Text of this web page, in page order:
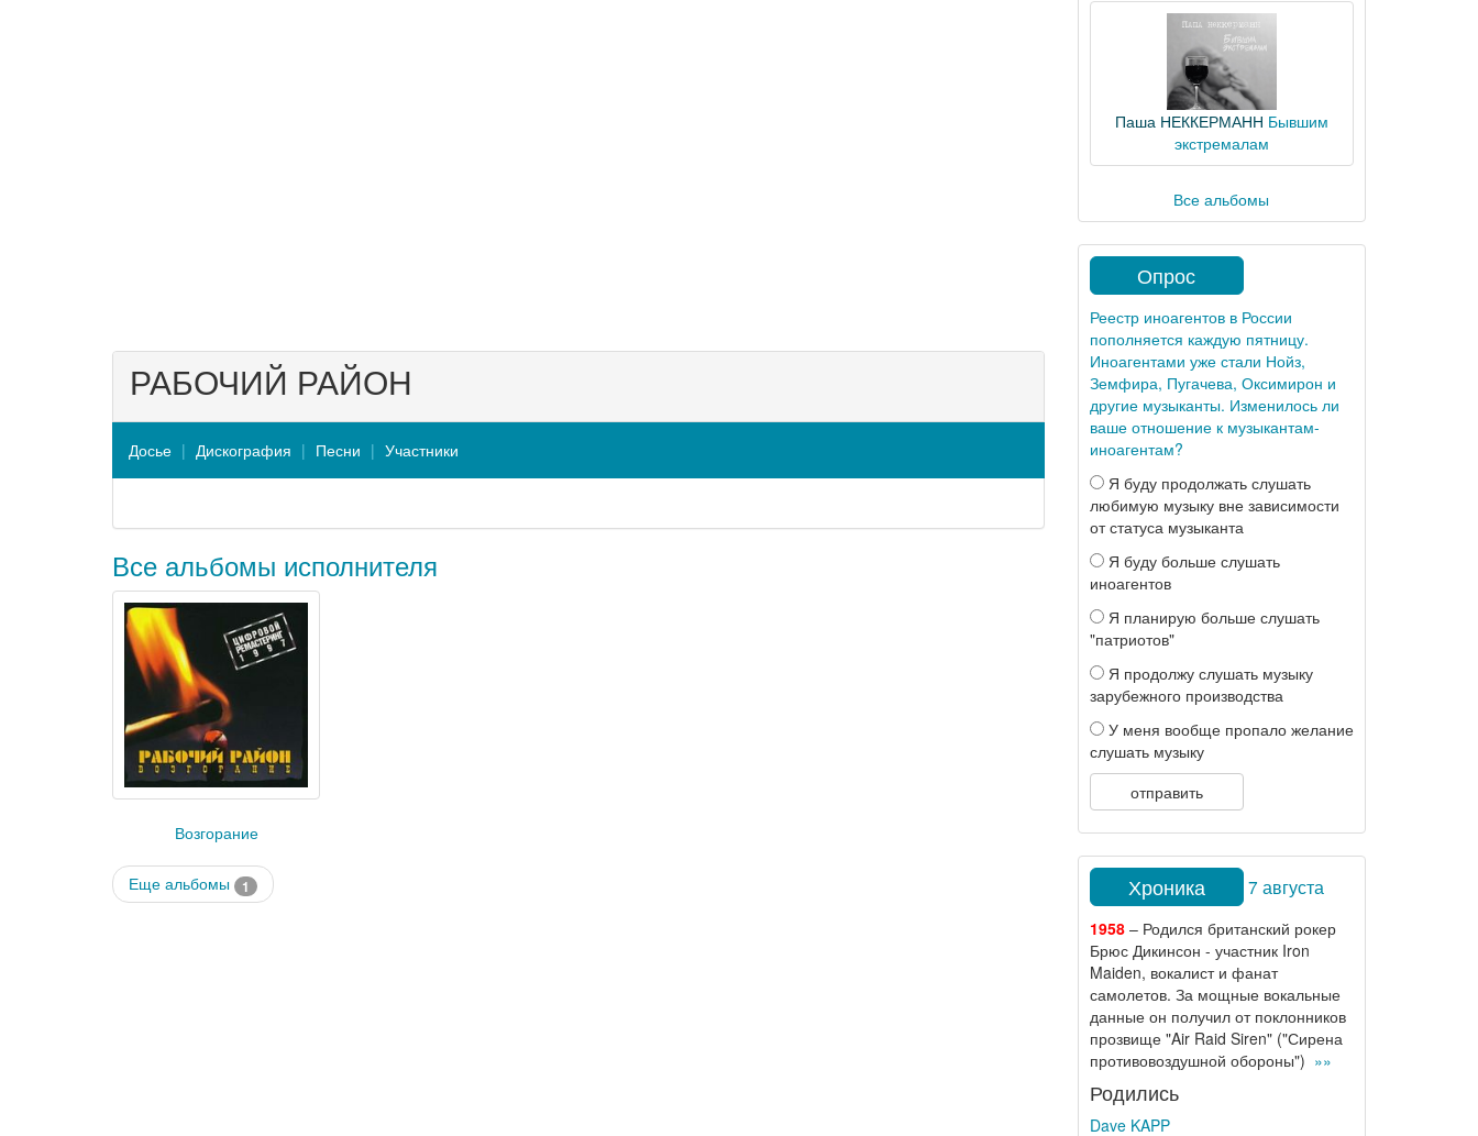
РАБОЧИЙ РАЙОН
Досье Дискография Песни Участники
Все альбомы исполнителя
Возгорание
Еще альбомы 1
Паша НЕККЕРМАНН Бывшим
экстремалам
Все альбомы
Опрос
Реестр иноагентов в России
пополняется каждую пятницу.
Иноагентами уже стали Нойз,
Земфира, Пугачева, Оксимирон и
другие музыканты. Изменилось ли
ваше отношение к музыкантам-
иноагентам?
Я буду продолжать слушать
любимую музыку вне зависимости
от статуса музыканта
Я буду больше слушать
иноагентов
Я планирую больше слушать
"патриотов"
Я продолжу слушать музыку
зарубежного производства
У меня вообще пропало желание
слушать музыку
отправить
Хроника 7 августа
1958– Родился британский рокер
Брюс Дикинсон - участник Iron
Maiden, вокалист и фанат
самолетов. За мощные вокальные
данные он получил от поклонников
прозвище "Air Raid Siren" ("Сирена
противовоздушной обороны") »»
Родились
Dave KAPP